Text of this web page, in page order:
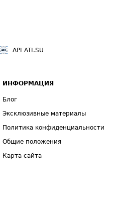
API ATI.SU
ИНФОРМАЦИЯ
Блог
Эксклюзивные материалы
Политика конфиденциальности
Общие положения
Карта сайта